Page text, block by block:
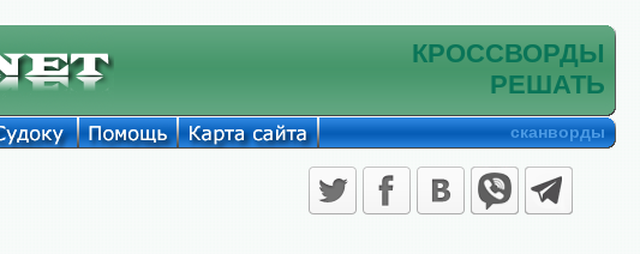
КРОССВОРДЫ
РЕШАТЬ
сканворды